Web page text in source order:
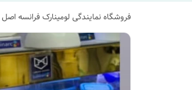
فروشگاه نمایندگی لومینارک فرانسه اصل